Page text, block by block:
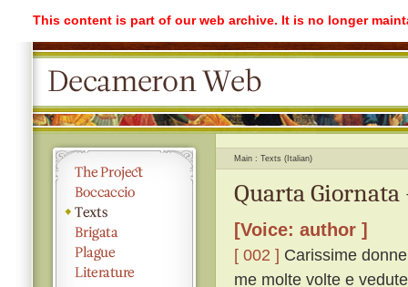
This content is part of our web archive. It is no longer
Main Texts (Italian)
Quarta
[Voice: author ]
[ 002 ] Carissime
me molte volte e